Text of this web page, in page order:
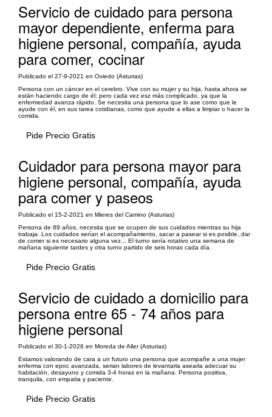
Servicio de cuidado para persona
mayor dependiente, enferma para
higiene personal, compañía, ayuda
para comer, cocinar
Publicado el 27-9-2021 en Oviedo (Asturias)
Persona con un cáncer en el cerebro. Vive con su mujer y su hija, hasta ahora se
están haciendo cargo de él; pero cada vez esz más complicado, ya que la
enfermedad avanza rápido. Se necesita una persona que lo ase como que le
ayude con él, en sus tarea cotidianas, como que ayude a ellas a limpiar o hacer la
comida.
Pide Precio Gratis
Cuidador para persona mayor para
higiene personal, compañía, ayuda
para comer y paseos
Publicado el 15-2-2021 en Mieres del Camino (Asturias)
Persona de 89 años, necesita que se ocupen de sus cuidados mientras su hija
trabaja. Los cuidados serían el acompañamiento, sacar a pasear si es posible, dar
de comer si es necesario alguna vez... El turno sería rotativo una semana de
mañana siguiente tardes y otra turno partido de seis horas cada día.
Pide Precio Gratis
Servicio de cuidado a domicilio para
persona entre 65 - 74 años para
higiene personal
Publicado el 30-1-2026 en Moreda de Aller (Asturias)
Estamos valorando de cara a un futuro una persona que acompañe a una mujer
enferma con epoc avanzada, serian labores de levantarla asearla adecuar su
habitación, desayuno y comida 3-4 horas en la mañana. Persona positiva,
tranquila, con empatia y paciente.
Pide Precio Gratis